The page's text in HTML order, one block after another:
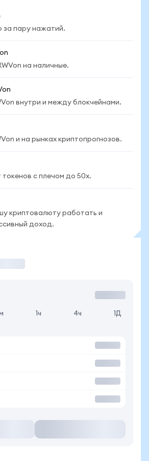
за пару нажатий.
на наличные.
внутри и между блокчейнами.
и на рынках криптопрогнозов.
токенов с плечом до 50x.
криптовалюту работать и
доход.
1ч 4ч 1Д